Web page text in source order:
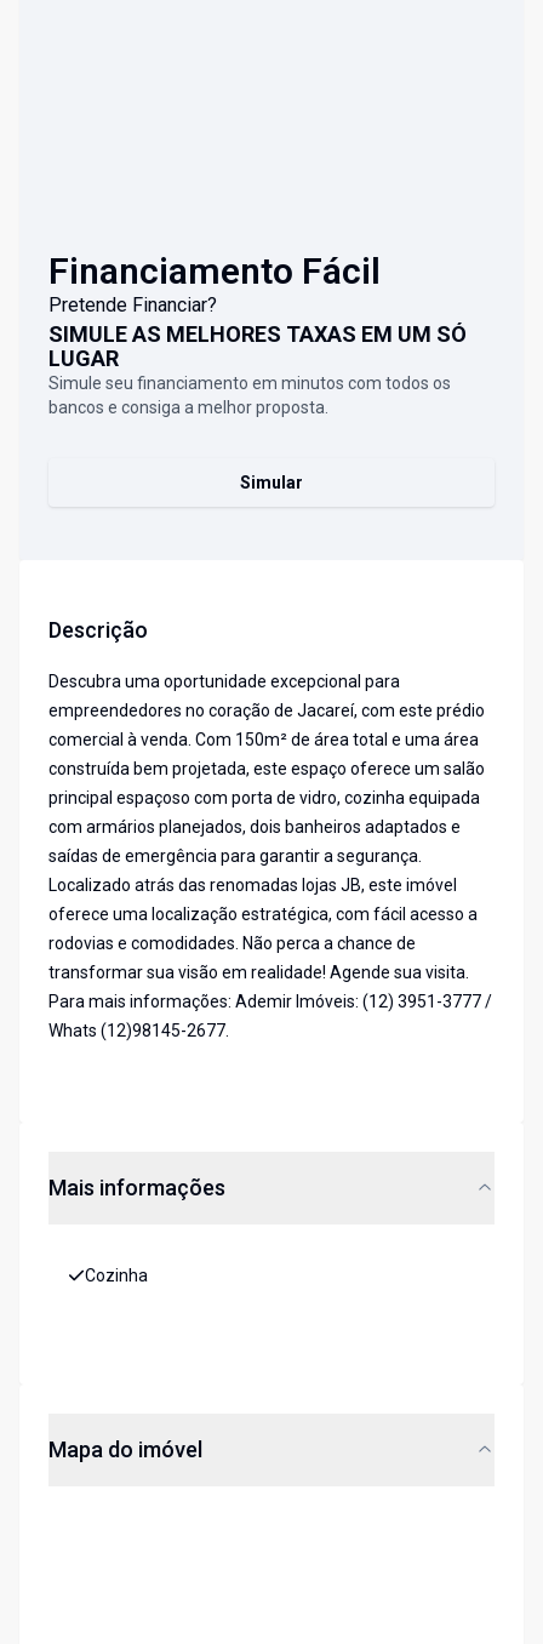
Financiamento Fácil
Pretende Financiar?
SIMULE AS MELHORES TAXAS EM UM SÓ
LUGAR
Simule seu financiamento em minutos com todos os
bancos e consiga a melhor proposta.
Simular
Descrição
Descubra uma oportunidade excepcional para
empreendedores no coração de Jacareí, com este prédio
comercial à venda. Com 150m² de área total e uma área
construída bem projetada, este espaço oferece um salão
principal espaçoso com porta de vidro, cozinha equipada
com armários planejados, dois banheiros adaptados e
saídas de emergência para garantir a segurança.
Localizado atrás das renomadas lojas JB, este imóvel
oferece uma localização estratégica, com fácil acesso a
rodovias e comodidades. Não perca a chance de
transformar sua visão em realidade! Agende sua visita.
Para mais informações: Ademir Imóveis: (12) 3951-3777 /
Whats (12)98145-2677.
Mais informações
Cozinha
Mapa do imóvel